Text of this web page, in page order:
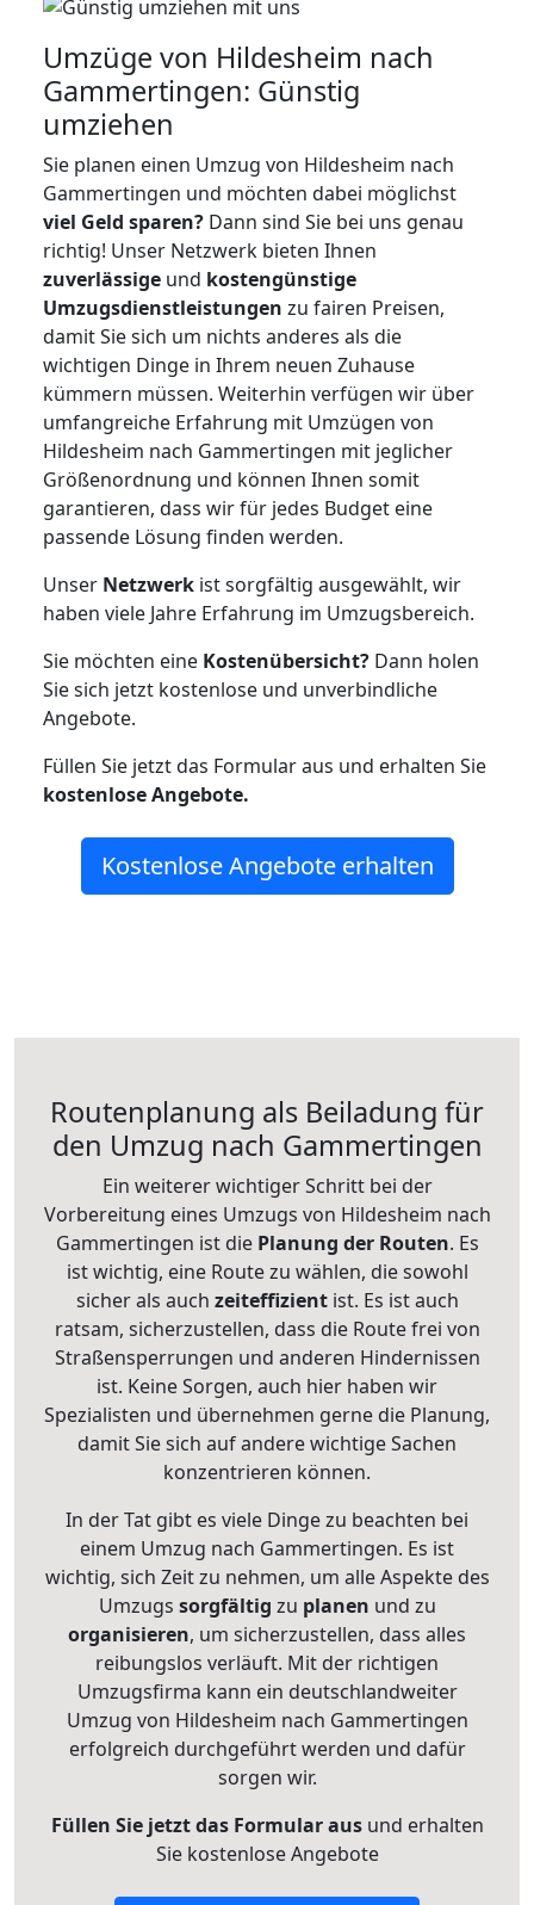
Umzüge von Hildesheim nach
Gammertingen: Günstig
umziehen
Sie planen einen Umzug von Hildesheim nach
Gammertingen und möchten dabei möglichst
viel Geld sparen? Dann sind Sie bei uns genau
richtig! Unser Netzwerk bieten Ihnen
zuverlässige und kostengünstige
Umzugsdienstleistungen zu fairen Preisen,
damit Sie sich um nichts anderes als die
wichtigen Dinge in Ihrem neuen Zuhause
kümmern müssen. Weiterhin verfügen wir über
umfangreiche Erfahrung mit Umzügen von
Hildesheim nach Gammertingen mit jeglicher
Größenordnung und können Ihnen somit
garantieren, dass wir für jedes Budget eine
passende Lösung finden werden.
Unser Netzwerk ist sorgfältig ausgewählt, wir
haben viele Jahre Erfahrung im Umzugsbereich.
Sie möchten eine Kostenübersicht? Dann holen
Sie sich jetzt kostenlose und unverbindliche
Angebote.
Füllen Sie jetzt das Formular aus und erhalten Sie
kostenloseAngebote.
Kostenlose Angebote erhalten
Routenplanung als Beiladung für
den Umzug nach Gammertingen
Ein weiterer wichtiger Schritt bei der
Vorbereitung eines Umzugs von Hildesheim nach
Gammertingen ist diePlanung der Routen. Es
ist wichtig, eine Route zu wählen, die sowohl
sicher als auch zeiteffizientist. Es ist auch
ratsam, sicherzustellen, dass die Route frei von
Straßensperrungen und anderen Hindernissen
ist. Keine Sorgen, auch hier haben wir
Spezialisten und übernehmen gerne die Planung,
damit Sie sich auf andere wichtige Sachen
konzentrieren können.
In der Tat gibt es viele Dinge zu beachten bei
einem Umzug nach Gammertingen. Es ist
wichtig, sich Zeit zu nehmen, um alle Aspekte des
Umzugs sorgfältig zu planen und zu
organisieren, um sicherzustellen, dass alles
reibungslos verläuft. Mit der richtigen
Umzugsfirma kann ein deutschlandweiter
Umzug von Hildesheim nach Gammertingen
erfolgreich durchgeführt werden und dafür
sorgen wir.
Füllen Sie jetzt das Formular ausund erhalten
Sie kostenlose Angebote